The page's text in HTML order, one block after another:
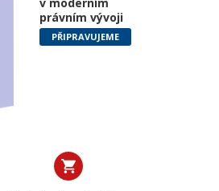
právním vývoji
PŘIPRAVUJEME